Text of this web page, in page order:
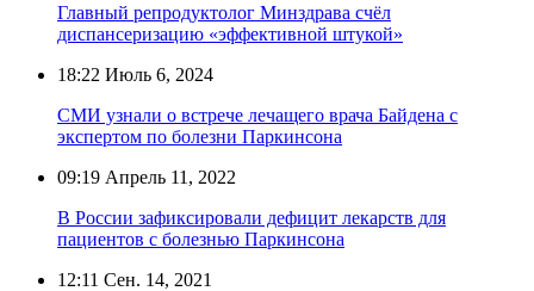
Главный репродуктолог Минздрава счёл
диспансеризацию «эффективной штукой»
18:22 Июль 6, 2024
СМИ узнали о встрече лечащего врача Байдена с
экспертом по болезни Паркинсона
09:19 Апрель 11, 2022
В России зафиксировали дефицит лекарств для
пациентов с болезнью Паркинсона
12:11 Сен. 14, 2021